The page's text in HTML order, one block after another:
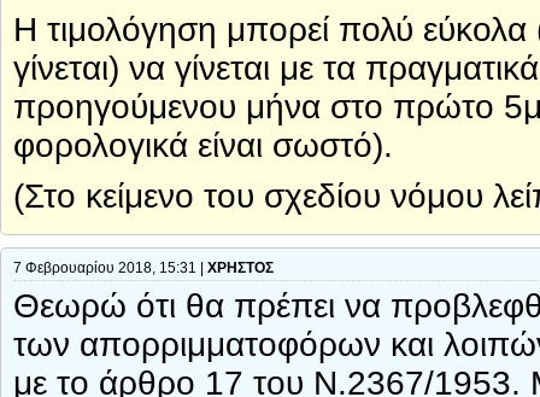
Η τιμολόγηση μπορεί πολύ
γίνεται) να γίνεται με τα
προηγούμενου μήνα στο πρώτο
φορολογικά είναι σωστό).
(Στο κείμενο του σχεδίου νόμου
7 Φεβρουαρίου 2018, 15:31 | ΧΡΗΣΤΟΣ
Θεωρώ ότι θα πρέπει να
των απορριμματοφόρων και
με το άρθρο 17 του Ν.2367/1953.